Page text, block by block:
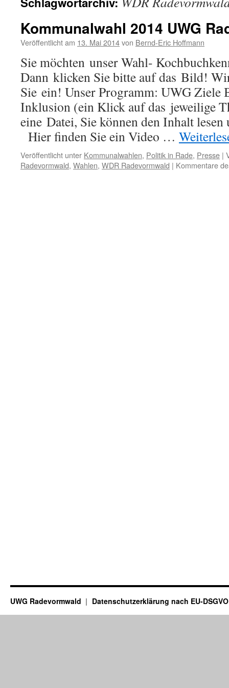
Kommunalwahl 2014 UWG
Veröffentlicht am 13. Mai 2014von Bernd-Eric Hoffmann
Sie möchten unser Wahl-
Dann klicken Sie bitte auf das Bild!
Sie ein! Unser Programm: UWG Ziele
Inklusion (ein Klick auf das jeweilige
eine Datei, Sie können den Inhalt
Hier finden Sie ein Video …
Veröffentlicht unter Kommunalwahlen, Politik in Rade, Presse |
Radevormwald, Wahlen, WDR Radevormwald | Kommentare
UWG Radevormwald Datenschutzerklärung nach EU-DSGVO